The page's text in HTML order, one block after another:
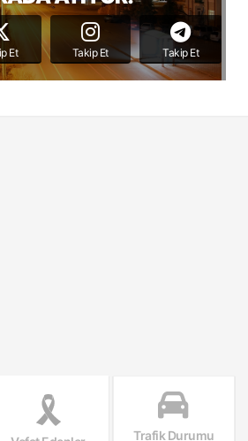
Et Takip Et Takip Et
Trafik Durumu